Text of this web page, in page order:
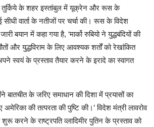
तुर्किये के शहर इस्तांबुल में यूक्रेन और रूस के
सीधी वार्ता के नतीजों पर चर्चा की। रूस के विदेश
बयान में कहा गया है, ‘मार्को रुबियो ने युद्धबंदियों की
और युद्धविराम के लिए आवश्यक शर्तों को रेखांकित
स्वयं के प्रस्ताव तैयार करने के इरादे का स्वागत
बातचीत के जरिए समाधान की दिशा में प्रयासों का
की तत्परता की पुष्टि की।’ विदेश मंत्री लावरोव
शुरू करने के राष्ट्रपति व्लादिमीर पुतिन के प्रस्ताव को